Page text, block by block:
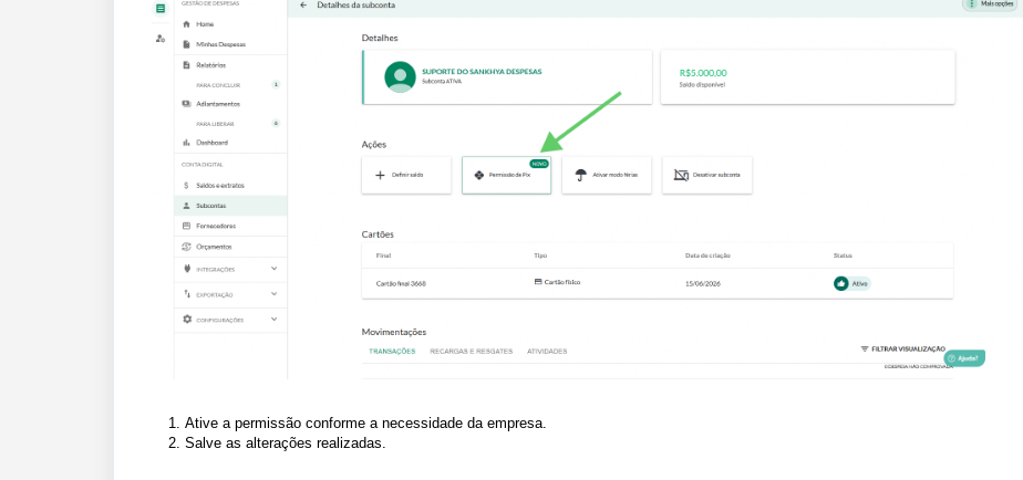
Ative a permissão conforme a necessidade da empresa.
Salve as alterações realizadas.